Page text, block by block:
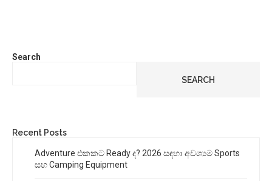
Search
SEARCH
Recent Posts
Adventure එකකට Ready ද? 2026 සඳහා අවශ්‍යම Sports
සහ Camping Equipment